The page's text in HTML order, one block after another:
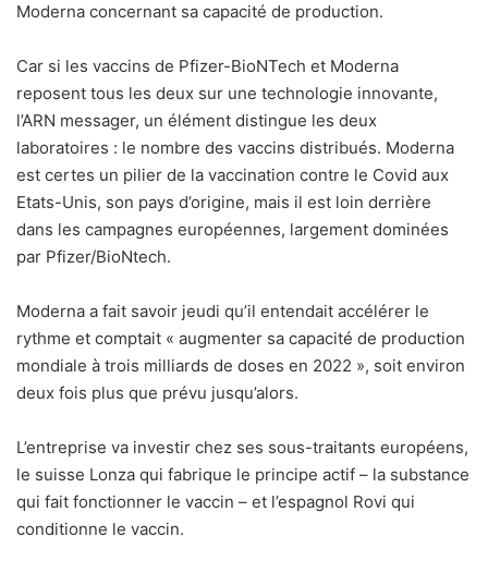
Moderna concernant sa capacité de production.
Car si les vaccins de Pfizer-BioNTech et Moderna
reposent tous les deux sur une technologie innovante,
l’ARN messager, un élément distingue les deux
laboratoires : le nombre des vaccins distribués. Moderna
est certes un pilier de la vaccination contre le Covid aux
Etats-Unis, son pays d’origine, mais il est loin derrière
dans les campagnes européennes, largement dominées
par Pfizer/BioNtech.
Moderna a fait savoir jeudi qu’il entendait accélérer le
rythme et comptait « augmenter sa capacité de production
mondiale à trois milliards de doses en 2022 », soit environ
deux fois plus que prévu jusqu’alors.
L’entreprise va investir chez ses sous-traitants européens,
le suisse Lonza qui fabrique le principe actif – la substance
qui fait fonctionner le vaccin – et l’espagnol Rovi qui
conditionne le vaccin.